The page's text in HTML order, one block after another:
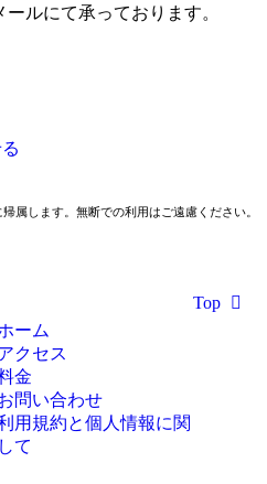
ルにて承っております。
属します。無断での利用はご遠慮ください。
ーム
クセス
金
問い合わせ
用規約と個人情報に関
して
Top